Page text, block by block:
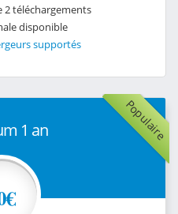
2 téléchargements
disponible
supportés
Populaire
1 an